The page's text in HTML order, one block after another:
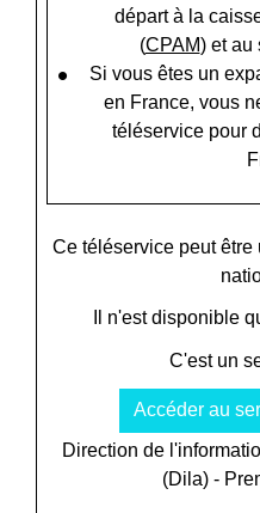
départ à la
(CPAM) et au
Si vous êtes un
en France, vous
téléservice pour
Ce téléservice peut
Il n'est disponible
C'est un
Accéder au
Direction de
(Dila) -